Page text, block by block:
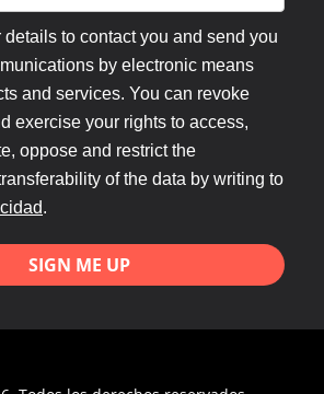
to contact you and send you
by electronic means
and services. You can revoke
exercise your rights to access,
oppose and restrict the
of the data by writing to
.
SIGN ME UP